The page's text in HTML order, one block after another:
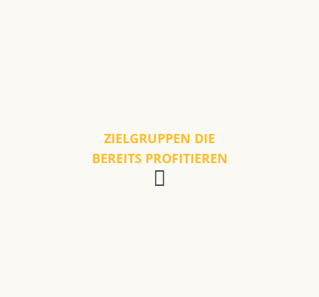
ZIELGRUPPEN DIE
BEREITS PROFITIEREN